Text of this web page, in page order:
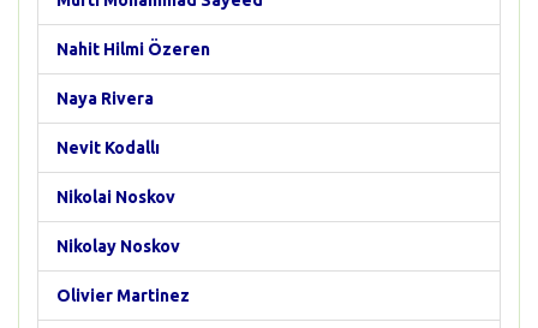
Nahit Hilmi Özeren
Naya Rivera
Nevit Kodallı
Nikolai Noskov
Nikolay Noskov
Olivier Martinez